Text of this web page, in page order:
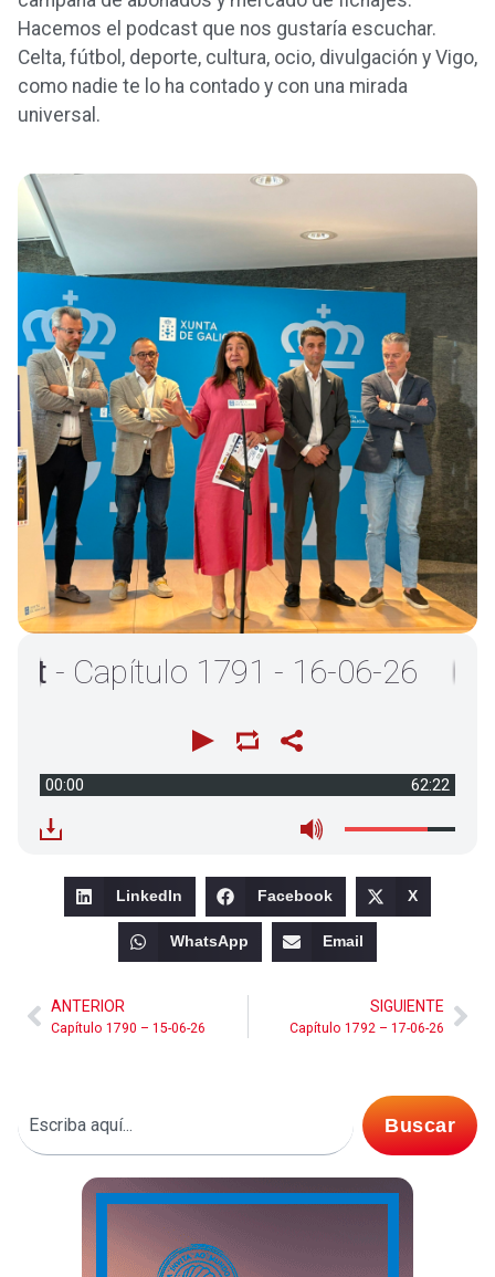
Hacemos el podcast que nos gustaría escuchar.
Celta, fútbol, deporte, cultura, ocio, divulgación y Vigo,
como nadie te lo ha contado y con una mirada
universal.
1791 - 16-06-26
00:00 62:22
LinkedIn Facebook X
WhatsApp Email
ANTERIOR
Capítulo 1790 – 15-06-26
SIGUIENTE
Capítulo 1792 – 17-06-26
Buscar